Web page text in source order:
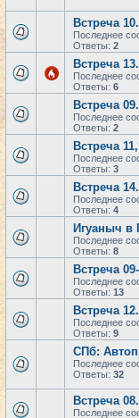
Встреча
Последнее
Ответы: 2
Встреча
Последнее
Ответы: 6
Встреча
Последнее
Ответы: 2
Встреча
Последнее
Ответы: 3
Встреча
Последнее
Ответы: 4
Игуаныч в
Последнее
Ответы: 8
Встреча
Последнее
Ответы: 13
Встреча
Последнее
Ответы: 9
СПб:
Последнее
Ответы: 32
Встреча
Последнее